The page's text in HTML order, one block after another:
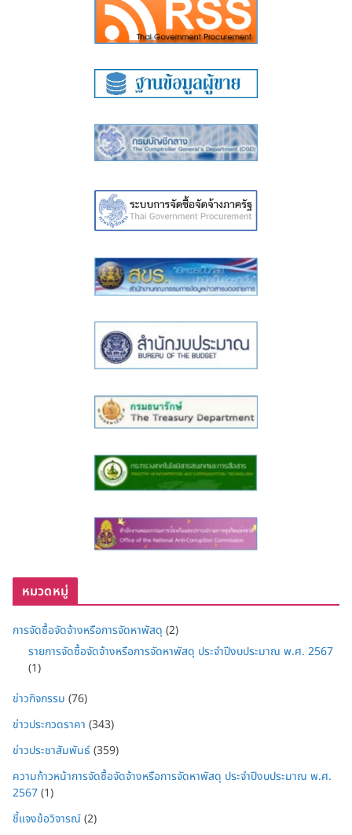
หมวดหมู่
การจัดซื้อจัดจ้างหรือการจัดหาพัสดุ (2)
รายการจัดซื้อจัดจ้างหรือการจัดหาพัสดุ ประจำปีงบประมาณ พ.ศ. 2567
(1)
ข่าวกิจกรรม (76)
ข่าวประกวดราคา (343)
ข่าวประชาสัมพันธ์(359)
ความก้าวหน้าการจัดซื้อจัดจ้างหรือการจัดหาพัสดุ ประจำปีงบประมาณ พ.ศ.
2567(1)
ชี้แจงข้อวิจารณ์(2)